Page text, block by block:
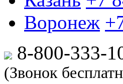
Воронеж
8-800-333-
(Звонок